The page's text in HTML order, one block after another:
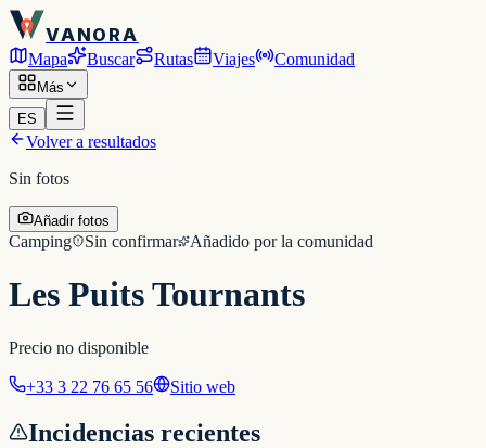
VANORA
Mapa Buscar Rutas Viajes Comunidad
Más
ES
Volver a resultados
Sin fotos
Añadir fotos
Camping Sin confirmar Añadido por la comunidad
Les Puits Tournants
Precio no disponible
+33 3 22 76 65 56 Sitio web
Incidencias recientes